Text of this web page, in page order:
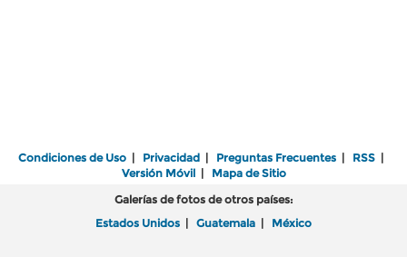
Condiciones de Uso | Privacidad | Preguntas Frecuentes | RSS |
Versión Móvil| Mapa de Sitio
Galerías de fotos de otros países:
Estados Unidos | Guatemala | México